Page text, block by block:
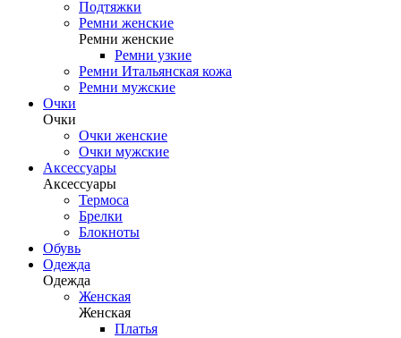
Подтяжки
Ремни женские
Ремни женские
Ремни узкие
Ремни Итальянская кожа
Ремни мужские
Очки
Очки
Очки женские
Очки мужские
Аксессуары
Аксессуары
Термоса
Брелки
Блокноты
Обувь
Одежда
Одежда
Женская
Женская
Платья